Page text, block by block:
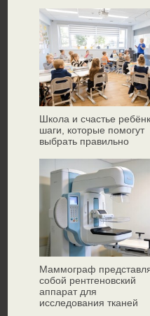
Школа и счастье
шаги, которые помогут
выбрать правильно
Маммограф
собой рентгеновский
аппарат для
исследования тканей